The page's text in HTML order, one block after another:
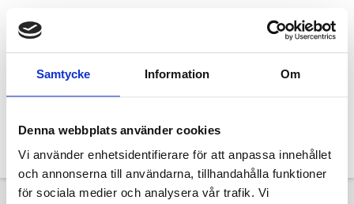
Samtycke Information Om
Denna webbplats använder cookies
Vi använder enhetsidentifierare för att anpassa innehållet
och annonserna till användarna, tillhandahålla funktioner
för sociala medier och analysera vår trafik. Vi